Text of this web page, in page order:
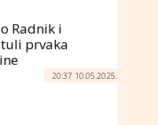
Radnik i
prvaka
20:37 10.05.2025.